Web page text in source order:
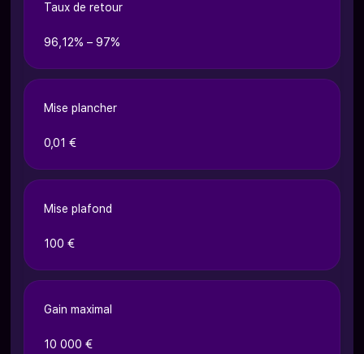
Taux de retour
96,12% – 97%
Mise plancher
0,01 €
Mise plafond
100 €
Gain maximal
10 000 €